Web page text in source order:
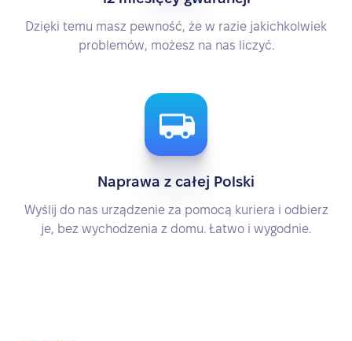
Dzięki temu masz pewność, że w razie jakichkolwiek
problemów, możesz na nas liczyć.
Naprawa z całej Polski
Wyślij do nas urządzenie za pomocą kuriera i odbierz
je, bez wychodzenia z domu. Łatwo i wygodnie.